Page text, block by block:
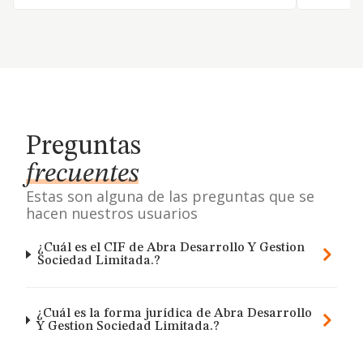
Preguntas
frecuentes
Estas son alguna de las preguntas que se
hacen nuestros usuarios
¿Cuál es el CIF de Abra Desarrollo Y Gestion
Sociedad Limitada.?
¿Cuál es la forma jurídica de Abra Desarrollo
Y Gestion Sociedad Limitada.?